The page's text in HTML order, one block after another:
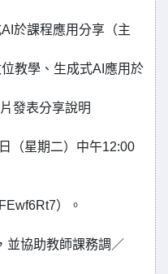
於課程應用分享（主
教學、生成式AI應用於
發表分享說明
（星期二）中午12:00
）。
並協助教師課務調／